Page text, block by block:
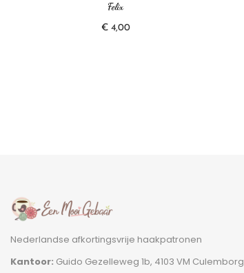
Felix
€4,00
Nederlandse afkortingsvrije haakpatronen
Kantoor: Guido Gezelleweg 1b, 4103 VM Culemborg